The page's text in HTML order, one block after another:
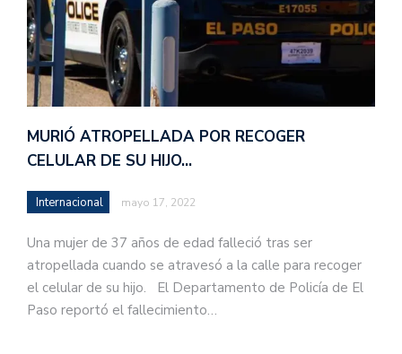
MURIÓ ATROPELLADA POR RECOGER
CELULAR DE SU HIJO…
Internacional mayo 17, 2022
Una mujer de 37 años de edad falleció tras ser
atropellada cuando se atravesó a la calle para recoger
el celular de su hijo. El Departamento de Policía de El
Paso reportó el fallecimiento…